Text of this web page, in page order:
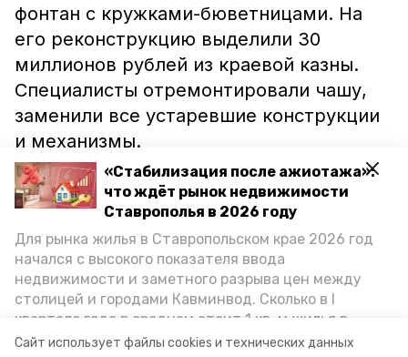
Сайт использует файлы cookies и технических данных
«Стабилизация после ажиотажа»:
что ждёт рынок недвижимости
Ставрополья в 2026 году
Для рынка жилья в Ставропольском крае 2026 год
начался с высокого показателя ввода
недвижимости и заметного разрыва цен между
столицей и городами Кавминвод. Сколько в I
квартале года в среднем стоит 1 кв. м жилья в
городах и округах региона, как изменился спрос на
фонтан с кружками-бюветницами. На
его реконструкцию выделили 30
миллионов рублей из краевой казны.
Специалисты отремонтировали чашу,
заменили все устаревшие конструкции
и механизмы.
Кроме того, в конце сентября в
курортном городеустановили
открытку, где каждый мог оставить
пожелания в адрес Ставропольского
края.
Фото: пресс-служба администрации